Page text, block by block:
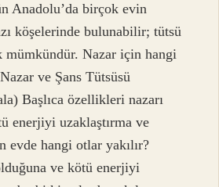
Anadolu’da birçok evin
köşelerinde bulunabilir; tütsü
mümkündür. Nazar için hangi
ve Şans Tütsüsü
Başlıca özellikleri nazarı
enerjiyi uzaklaştırma ve
evde hangi otlar yakılır?
ve kötü enerjiyi